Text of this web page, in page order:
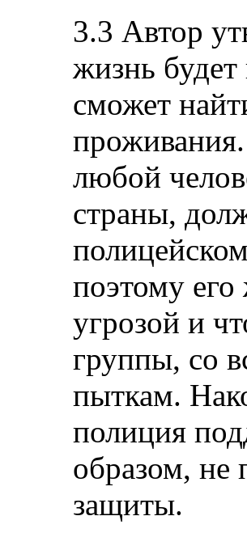
3.3 Автор
жизнь будет
сможет
любой
страны,
поэтому его
угрозой и
группы, со
пыткам.
полиция
образом, не
защиты.